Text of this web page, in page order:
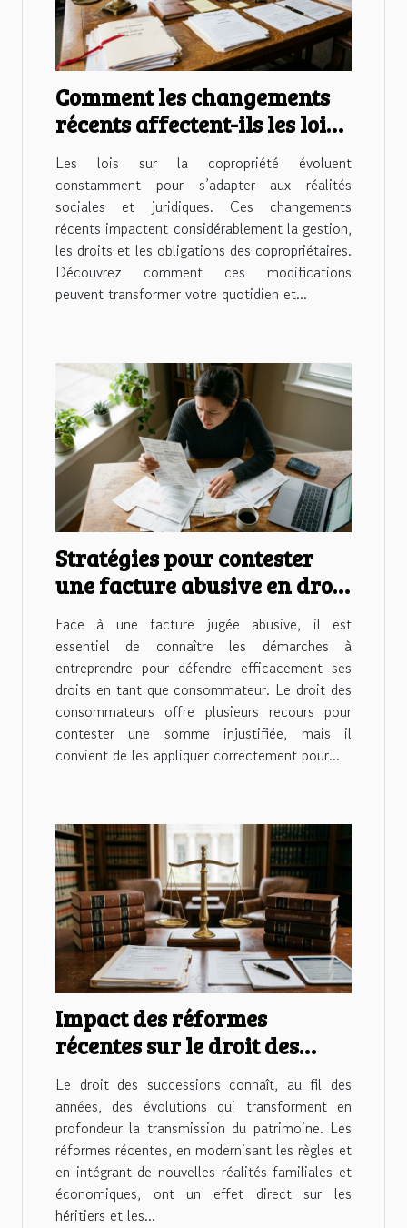
Comment les changements
récents affectent-ils les lois
sur la copropriété?
Les lois sur la copropriété évoluent
constamment pour s’adapter aux réalités
sociales et juridiques. Ces changements
récents impactent considérablement la gestion,
les droits et les obligations des copropriétaires.
Découvrez comment ces modifications
peuvent transformer votre quotidien et...
Stratégies pour contester
une facture abusive en droit
des consommateurs
Face à une facture jugée abusive, il est
essentiel de connaître les démarches à
entreprendre pour défendre efficacement ses
droits en tant que consommateur. Le droit des
consommateurs offre plusieurs recours pour
contester une somme injustifiée, mais il
convient de les appliquer correctement pour...
Impact des réformes
récentes sur le droit des
successions
Le droit des successions connaît, au fil des
années, des évolutions qui transforment en
profondeur la transmission du patrimoine. Les
réformes récentes, en modernisant les règles et
en intégrant de nouvelles réalités familiales et
économiques, ont un effet direct sur les
héritiers et les...